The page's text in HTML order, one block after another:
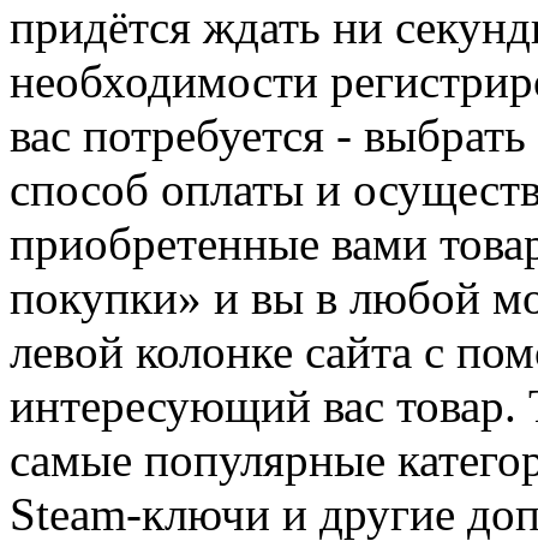
придётся ждать ни
необходимости
вас потребуется -
способ оплаты и
приобретенные вами
покупки» и вы в любой
левой колонке сайта с
интересующий вас
самые популярные
Steam-ключи и другие